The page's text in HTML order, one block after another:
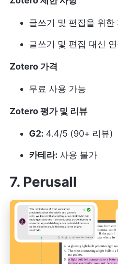
글쓰기 및 편집을 위
글쓰기 및 편집 대신
Zotero 가격
무료 사용 가능
Zotero 평가 및 리뷰
G2: 4.4/5 (90+ 리뷰)
카테라: 사용 불가
7. Perusall